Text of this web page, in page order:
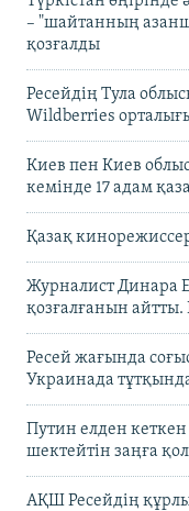
– "шайтанның
қозғалды
Ресейдің Тула
Wildberries
Киев пен Киев
кемінде 17 адам
Қазақ
Журналист Динара
қозғалғанын айтты.
Ресей жағында
Украинада
Путин елден
шектейтін заңға
АҚШ Ресейдің